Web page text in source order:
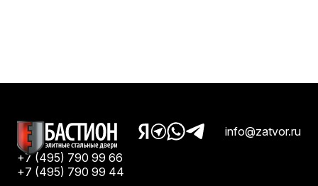
info@zatvor.ru
+7 (495) 790 99 66
+7 (495) 790 99 44